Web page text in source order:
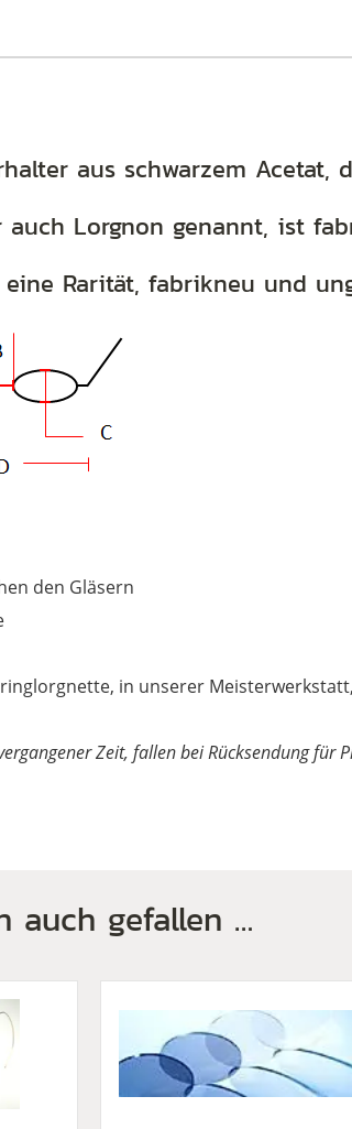
aus schwarzem
auch Lorgnon genannt, ist
Rarität, fabrikneu und
den Gläsern
in unserer
Zeit, fallen bei Rücksendung
auch gefallen …